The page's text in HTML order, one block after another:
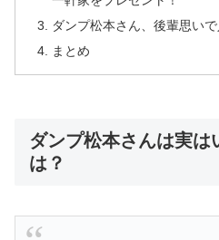
ダンプ松本さん、後輩思い
まとめ
ダンプ松本さんは実は
は？